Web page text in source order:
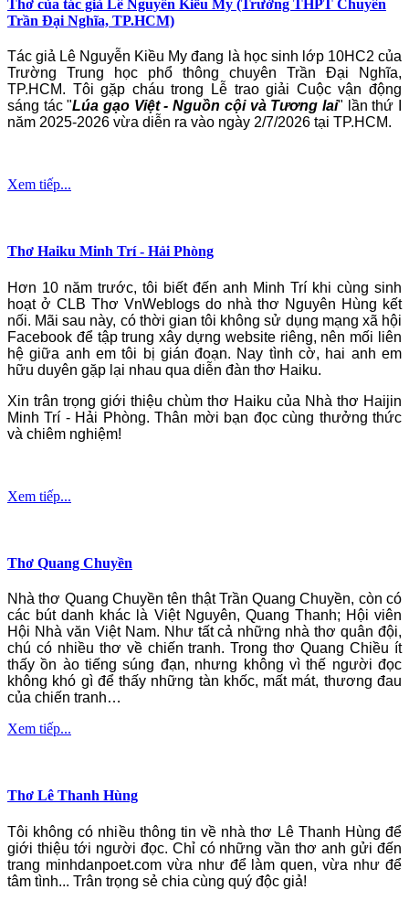
Thơ của tác giả Lê Nguyễn Kiều My (Trường THPT Chuyên
Trần Đại Nghĩa, TP.HCM)
Tác giả Lê Nguyễn Kiều My đang là học sinh lớp 10HC2 của
Trường Trung học phổ thông chuyên Trần Đại Nghĩa,
TP.HCM. Tôi gặp cháu trong Lễ trao giải Cuộc vận động
sáng tác "Lúa gạo Việt - Nguồn cội và Tương lai" lần thứ I
năm 2025-2026 vừa diễn ra vào ngày 2/7/2026 tại TP.HCM.
Xem tiếp...
Thơ Haiku Minh Trí - Hải Phòng
Hơn 10 năm trước, tôi biết đến anh Minh Trí khi cùng sinh
hoạt ở CLB Thơ VnWeblogs do nhà thơ Nguyên Hùng kết
nối. Mãi sau này, có thời gian tôi không sử dụng mạng xã hội
Facebook để tập trung xây dựng website riêng, nên mối liên
hệ giữa anh em tôi bị gián đoạn. Nay tình cờ, hai anh em
hữu duyên gặp lại nhau qua diễn đàn thơ Haiku.
Xin trân trọng giới thiệu chùm thơ Haiku của Nhà thơ Haijin
Minh Trí - Hải Phòng. Thân mời bạn đọc cùng thưởng thức
và chiêm nghiệm!
Xem tiếp...
Thơ Quang Chuyền
Nhà thơ Quang Chuyền tên thật Trần Quang Chuyền, còn có
các bút danh khác là Việt Nguyên, Quang Thanh; Hội viên
Hội Nhà văn Việt Nam. Như tất cả những nhà thơ quân đội,
chú có nhiều thơ về chiến tranh. Trong thơ Quang Chiều ít
thấy ồn ào tiếng súng đạn, nhưng không vì thế người đọc
không khó gì để thấy những tàn khốc, mất mát, thương đau
của chiến tranh…
Xem tiếp...
Thơ Lê Thanh Hùng
Tôi không có nhiều thông tin về nhà thơ Lê Thanh Hùng để
giới thiệu tới người đọc. Chỉ có những vần thơ anh gửi đến
trang minhdanpoet.com vừa như để làm quen, vừa như để
tâm tình... Trân trọng sẻ chia cùng quý độc giả!